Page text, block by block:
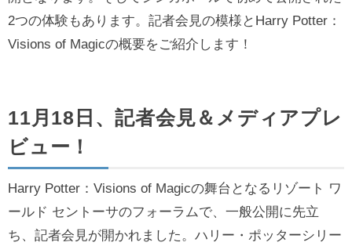
2つの体験もあります。記者会見の模様とHarry Potter：
Visions of Magicの概要をご紹介します！
11月18日、記者会見＆メディアプレ
ビュー！
Harry Potter：Visions of Magicの舞台となるリゾート ワ
ールド セントーサのフォーラムで、一般公開に先立
ち、記者会見が開かれました。ハリー・ポッターシリー